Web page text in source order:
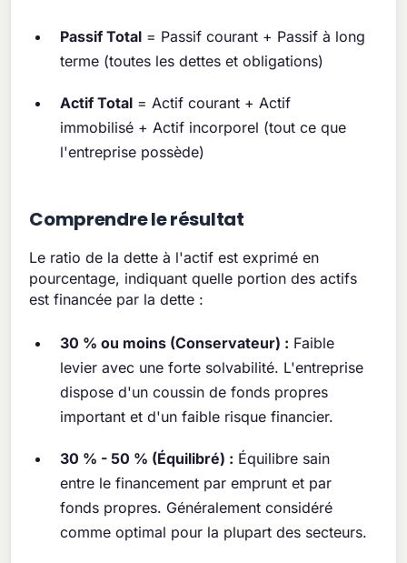
Passif Total = Passif courant + Passif à long
terme (toutes les dettes et obligations)
Actif Total = Actif courant + Actif
immobilisé + Actif incorporel (tout ce que
l'entreprise possède)
Comprendre le résultat
Le ratio de la dette à l'actif est exprimé en
pourcentage, indiquant quelle portion des actifs
est financée par la dette :
30 % ou moins (Conservateur) : Faible
levier avec une forte solvabilité. L'entreprise
dispose d'un coussin de fonds propres
important et d'un faible risque financier.
30 % - 50 % (Équilibré) : Équilibre sain
entre le financement par emprunt et par
fonds propres. Généralement considéré
comme optimal pour la plupart des secteurs.